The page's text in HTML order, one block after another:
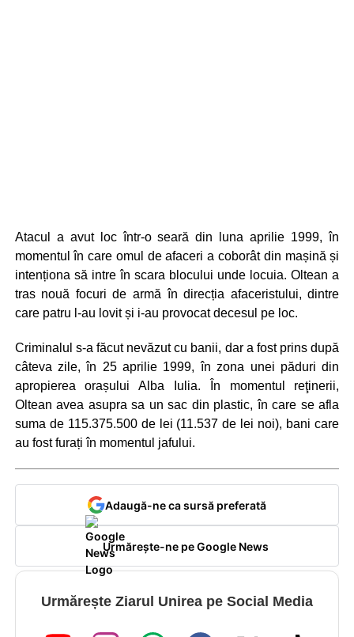
Atacul a avut loc într-o seară din luna aprilie 1999, în
momentul în care omul de afaceri a coborât din mașină și
intenționa să intre în scara blocului unde locuia. Oltean a
tras nouă focuri de armă în direcția afaceristului, dintre
care patru l-au lovit și i-au provocat decesul pe loc.
Criminalul s-a făcut nevăzut cu banii, dar a fost prins după
câteva zile, în 25 aprilie 1999, în zona unei păduri din
apropierea orașului Alba Iulia. În momentul reţinerii,
Oltean avea asupra sa un sac din plastic, în care se afla
suma de 115.375.500 de lei (11.537 de lei noi), bani care
au fost furați în momentul jafului.
Adaugă-ne ca sursă preferată
Urmărește-ne pe Google News
Urmărește Ziarul Unirea pe Social Media